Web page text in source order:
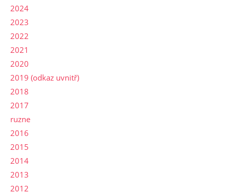
2024
2023
2022
2021
2020
2019 (odkaz uvnitř)
2018
2017
ruzne
2016
2015
2014
2013
2012